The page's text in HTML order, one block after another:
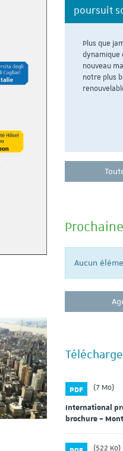
aux
de
orales le
Cliquer ici
poursuit
Plus que
nouveau
notre plus
Aucun
International
brochure –
PDF (7 Mo)
(522 Ko)